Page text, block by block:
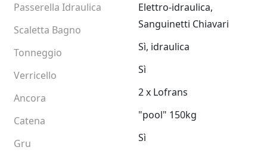
Passerella Idraulica
Scaletta Bagno
Tonneggio
Verricello
Ancora
Catena
Gru
Elettro-idraulica,
Sanguinetti Chiavari
Sì, idraulica
Sì
2 x Lofrans
"pool" 150kg
Sì